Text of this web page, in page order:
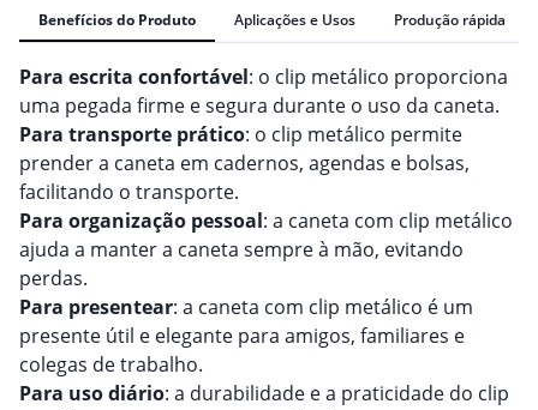
Benefícios do Produto Aplicações e Usos Produção rápida
Para escrita confortável: o clip metálico proporciona
uma pegada firme e segura durante o uso da caneta.
Para transporte prático: o clip metálico permite
prender a caneta em cadernos, agendas e bolsas,
facilitando o transporte.
Para organização pessoal: a caneta com clip metálico
ajuda a manter a caneta sempre à mão, evitando
perdas.
Para presentear: a caneta com clip metálico é um
presente útil e elegante para amigos, familiares e
colegas de trabalho.
Para uso diário: a durabilidade e a praticidade do clip